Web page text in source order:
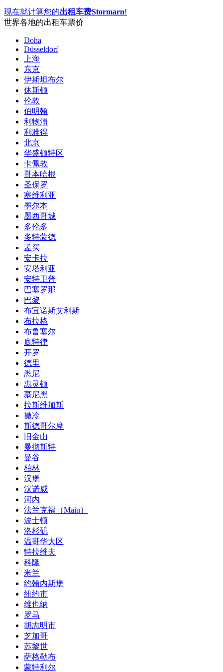
现在就计算您的出租车费Stormarn!
世界各地的出租车票价
Doha
Düsseldorf
上海
东京
伊斯坦布尔
休斯顿
伦敦
伯明翰
利物浦
利雅得
北京
华盛顿特区
卡佩敦
哥本哈根
圣保罗
塞维利亚
墨尔本
墨西哥城
多伦多
多特蒙德
孟买
安卡拉
安塔利亚
安特卫普
巴塞罗那
巴黎
布宜诺斯艾利斯
布拉格
布鲁塞尔
底特律
开罗
德里
悉尼
惠灵顿
慕尼黑
拉斯维加斯
撒冷
斯德哥尔摩
旧金山
曼彻斯特
曼谷
柏林
汉堡
汉诺威
河内
法兰克福（Main）
波士顿
洛杉矶
温哥华大区
特拉维夫
科隆
米兰
约翰内斯堡
纽约市
维也纳
罗马
胡志明市
芝加哥
苏黎世
萨格勒布
蒙特利尔